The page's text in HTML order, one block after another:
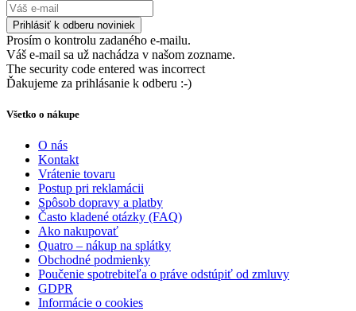
Prosím o kontrolu zadaného e-mailu.
Váš e-mail sa už nachádza v našom zozname.
The security code entered was incorrect
Ďakujeme za prihlásanie k odberu :-)
Všetko o nákupe
O nás
Kontakt
Vrátenie tovaru
Postup pri reklamácii
Spôsob dopravy a platby
Často kladené otázky (FAQ)
Ako nakupovať
Quatro – nákup na splátky
Obchodné podmienky
Poučenie spotrebiteľa o práve odstúpiť od zmluvy
GDPR
Informácie o cookies